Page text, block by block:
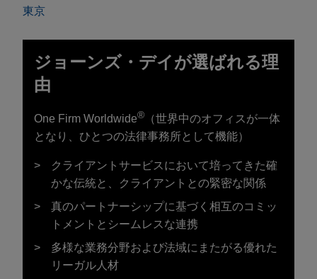
東京
ジョーンズ・デイが選ばれる理
由
One Firm Worldwide® （世界中のオフィスが一体
となり、ひとつの法律事務所として機能）
クライアントサービスにおいて培ってきた確
かな伝統と、クライアントとの緊密な関係
真のパートナーシップに基づく相互のコミッ
トメントとシームレスな連携
多様な業務分野および法域にまたがる優れた
リーガル人材